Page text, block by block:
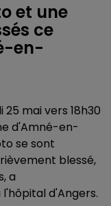
et une
ce
en-
mai vers 18h30
d'Amné-en-
se sont
blessé,
a
d'Angers.